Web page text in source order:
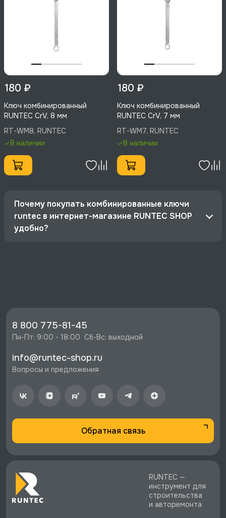
180 ₽
Ключ комбинированный
RUNTEC CrV, 8 мм
RT-WM8, RUNTEC
В наличии
180 ₽
Ключ комбинированный
RUNTEC CrV, 7 мм
RT-WM7, RUNTEC
В наличии
Почему покупать комбинированные ключи
runtec в интернет-магазине RUNTEC SHOP
удобно?
Скидки, экспертная поддержка, сервисные
центры.
Выгодные условия для партнеров.
8 800 775-81-45
Пн-Пт: 9:00 - 18:00  Сб-Вс: выходной
info@runtec-shop.ru
Вопросы и предложения
Обратная связь
RUNTEC —
инструмент для
строительства
и авторемонта